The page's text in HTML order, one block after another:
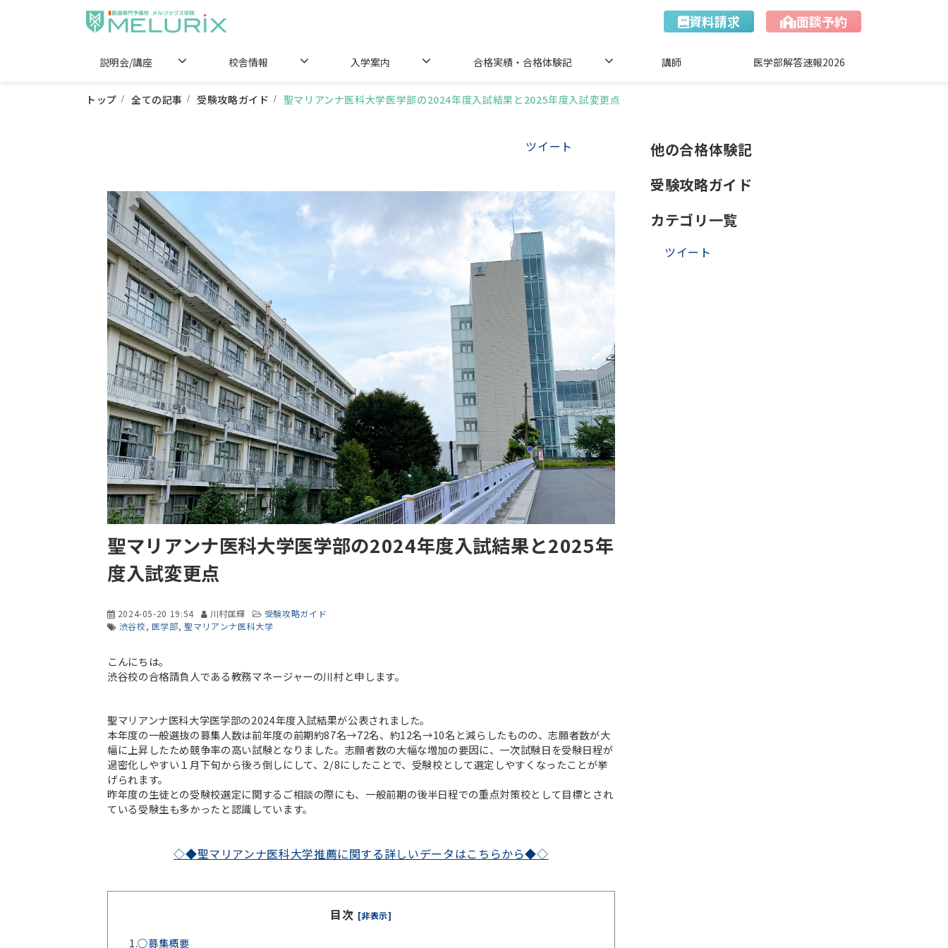
資料請求 面談予約
説明会/講座 校舎情報 入学案内 合格実績・合格体験記 講師 医学部解答速報2026
トップ 全ての記事 受験攻略ガイド 聖マリアンナ医科大学医学部の2024年度入試結果と2025年度入試変更点
ツイート
聖マリアンナ医科大学医学部の2024年度入試結果と2025年
度入試変更点
2024-05-20 19:54 川村匡輝
受験攻略ガイド
渋谷校 医学部 聖マリアンナ医科大学
こんにちは。
渋谷校の合格請負人である教務マネージャーの川村と申します。
聖マリアンナ医科大学医学部の2024年度入試結果が公表されました。
本年度の一般選抜の募集人数は前年度の前期約87名→72名、約12名→10名と減らしたものの、志願者数が大
幅に上昇したため競争率の高い試験となりました。志願者数の大幅な増加の要因に、一次試験日を受験日程が
過密化しやすい１月下旬から後ろ倒しにして、2/8にしたことで、受験校として選定しやすくなったことが挙
げられます。
昨年度の生徒との受験校選定に関するご相談の際にも、一般前期の後半日程での重点対策校として目標とされ
ている受験生も多かったと認識しています。
◇◆聖マリアンナ医科大学推薦に関する詳しいデータはこちらから◆◇
目次 [非表示]
1.○募集概要
他の合格体験記
受験攻略ガイド
カテゴリ一覧
ツイート